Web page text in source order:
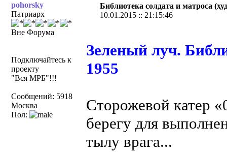
pohorsky
Патриарх
Вне Форума
Подключайтесь к
проекту
"Вся МРБ"!!!
Сообщений: 5918
Москва
Пол:
Библиотека солдата и матроса
10.01.2015 :: 21:15:46
Зеленый луч.
1955
Сторожевой катер
берегу для
тылу врага...